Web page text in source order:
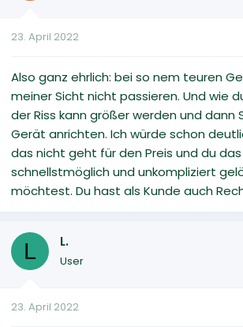
23. April 2022
Also ganz ehrlich: bei so nem teuren
meiner Sicht nicht passieren. Und wie
der Riss kann größer werden und dann
Gerät anrichten. Ich würde schon
das nicht geht für den Preis und du das
schnellstmöglich und unkompliziert
möchtest. Du hast als Kunde auch
L L.
User
23. April 2022